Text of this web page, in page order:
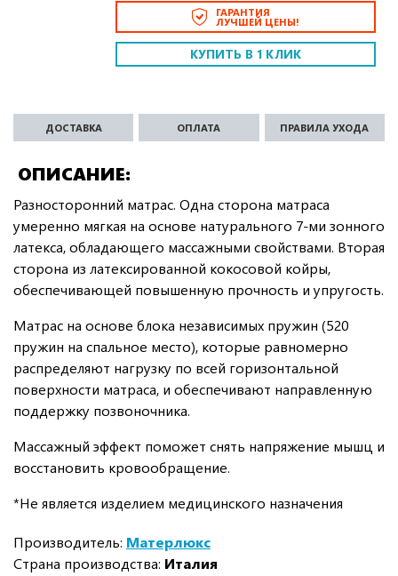
ГАРАНТИЯ
ЛУЧШЕЙ ЦЕНЫ!
КУПИТЬ В 1 КЛИК
ОПИСАНИЕ
ДОСТАВКА ОПЛАТА ПРАВИЛА УХОДА
Разносторонний матрас. Одна сторона матраса
умеренно мягкая на основе натурального 7-ми зонного
латекса, обладающего массажными свойствами. Вторая
сторона из латексированной кокосовой койры,
обеспечивающей повышенную прочность и упругость.
Матрас на основе блока независимых пружин (520
пружин на спальное место), которые равномерно
распределяют нагрузку по всей горизонтальной
поверхности матраса, и обеспечивают направленную
поддержку позвоночника.
Массажный эффект поможет снять напряжение мышц и
восстановить кровообращение.
*Не является изделием медицинского назначения
Производитель: Матерлюкс
Страна производства: Италия